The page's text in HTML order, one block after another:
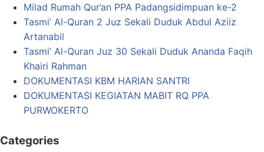
Milad Rumah Qur’an PPA Padangsidimpuan ke-2
Tasmi’ Al-Quran 2 Juz Sekali Duduk Abdul Aziiz
Artanabil
Tasmi’ Al-Quran Juz 30 Sekali Duduk Ananda Faqih
Khairi Rahman
DOKUMENTASI KBM HARIAN SANTRI
DOKUMENTASI KEGIATAN MABIT RQ PPA
PURWOKERTO
Categories